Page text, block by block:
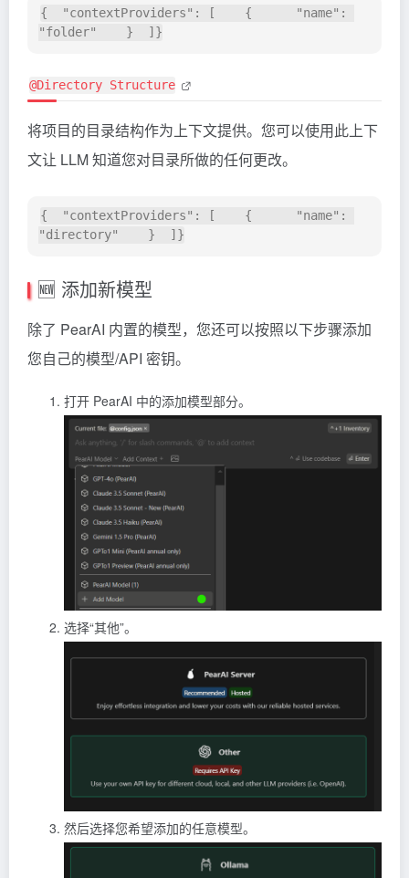
{  "contextProviders": [    {      "name":
@Directory Structure
将项目的目录结构作为上下文提供。您可以使用此上下
文让 LLM 知道您对目录所做的任何更改。
{  "contextProviders": [    {      "name":
🆕 添加新模型
除了 PearAI 内置的模型，您还可以按照以下步骤添加
您自己的模型/API 密钥。
打开 PearAI 中的添加模型部分。
选择“其他”。
然后选择您希望添加的任意模型。